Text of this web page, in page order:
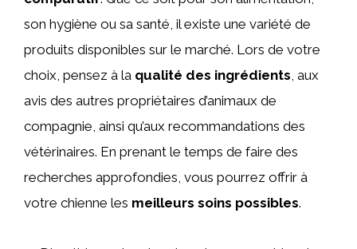
son hygiène ou sa santé, il existe une variété de
produits disponibles sur le marché. Lors de votre
choix, pensez à la qualité des ingrédients, aux
avis des autres propriétaires d’animaux de
compagnie, ainsi qu’aux recommandations des
vétérinaires. En prenant le temps de faire des
recherches approfondies, vous pourrez offrir à
votre chienne les meilleurs soins possibles.